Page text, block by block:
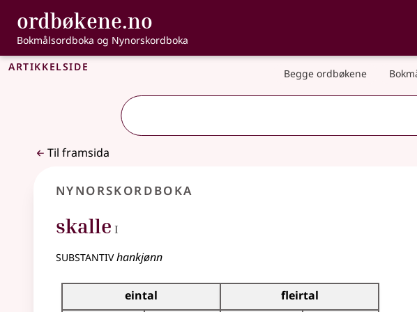
Gå til hovudinnhald
Tilgjenge
ordbøkene.no , Bokmålsordboka og
Bokmålsordboka og Nynorskordboka
Artikkelside Begge ordbøkene
Til framsida
Nynorskordboka
skalle I
substantivhankjønn
Bøyningstabell for dette substantivet
eintal
fleirtal